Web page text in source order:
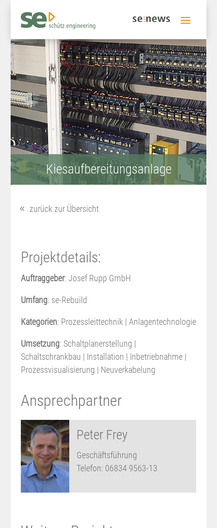
Kiesaufbereitungsanlage
zurück zur Übersicht
Projektdetails:
Auftraggeber: Josef Rupp GmbH
Umfang: se-Rebuild
Kategorien: Prozessleittechnik | Anlagentechnologie
Umsetzung: Schaltplanerstellung |
Schaltschrankbau | Installation | Inbetriebnahme |
Prozessvisualisierung | Neuverkabelung
Ansprechpartner
Peter Frey
Geschäftsführung
Telefon: 06834 9563-13